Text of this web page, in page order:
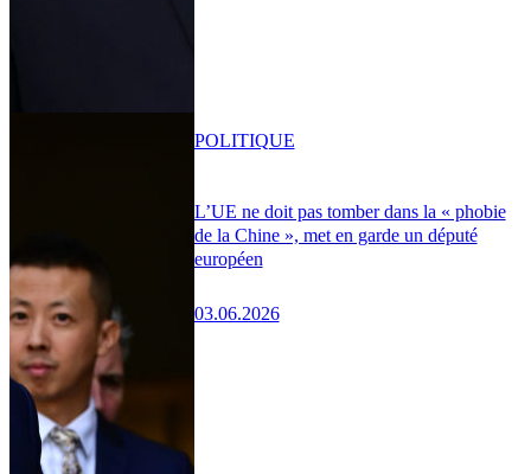
L’UE ne doit pas tomber dans la « phobie
de la Chine », met en garde un député
européen
03.06.2026
POLITIQUE